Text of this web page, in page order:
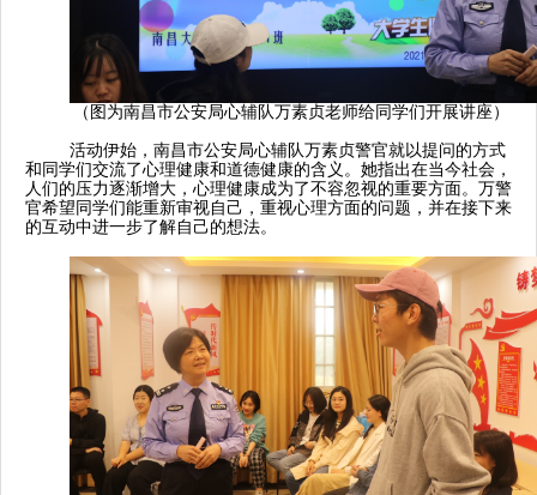
（图为南昌市公安局心辅队万素贞老师给同学们开展讲座）
活动伊始 ，南昌市公安局心辅队万素贞警官就以提问的方式
和同学们交流了心理健康和道德健康的含义。她指出在当今社会，
人们的压力逐渐增大，心理健康成为了不容忽视的重要方面。万警
官希望同学们能重新审视自己，重视心理方面的问题，并在接下来
的互动中进一步了解自己的想法。